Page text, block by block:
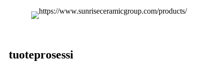
tuoteprosessi